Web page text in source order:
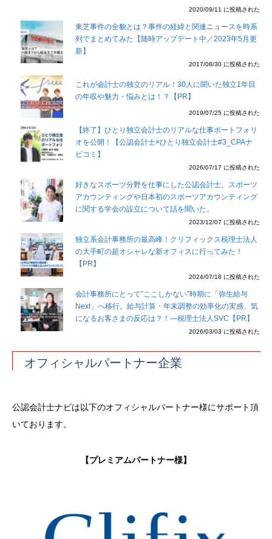
2020/09/11 に投稿された
東芝事件の全貌とは？事件の経緯と関連ニュースを時系
列でまとめてみた【随時アップデート中／2023年5月更
新】
2017/08/30 に投稿された
これが会計士の独立のリアル！30人に聞いた独立1年目
の年収や魅力・悩みとは！？【PR】
2019/07/25 に投稿された
【終了】ひとり独立会計士のリアルな仕事ポートフォリ
オを公開！【公認会計士×ひとり独立会計士#3_CPAナ
ビコミ】
2026/07/17 に投稿された
好きなスポーツ分野を仕事にした公認会計士。スポーツ
アカウンティングや日本初のスポーツアカウンティング
に関する学会の設立について話を聞いた。
2023/12/07 に投稿された
独立系会計事務所の最高峰！クリフィックス税理士法人
の大手町の超オシャレな新オフィスに行ってみた！
【PR】
2024/07/18 に投稿された
会計事務所にとって”ここしかない”時期に「弥生給与
Next」へ移行。給与計算・年末調整の効率化の実感、気
になるお客さまの反応は？！―税理士法人SVC【PR】
2026/03/03 に投稿された
オフィシャルパートナー企業
公認会計士ナビは以下のオフィシャルパートナー様にサポート頂
いております。
【プレミアムパートナー様】